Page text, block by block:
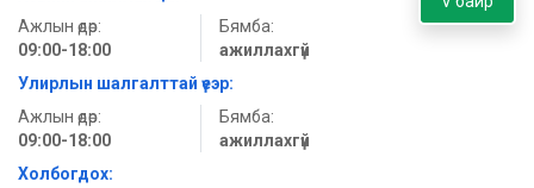
Ажлын өдөр:
09:00-18:00
Бямба:
ажиллахгүй
Улирлын шалгалттай үеэр:
Ажлын өдөр:
09:00-18:00
Бямба:
ажиллахгүй
Холбогдох: